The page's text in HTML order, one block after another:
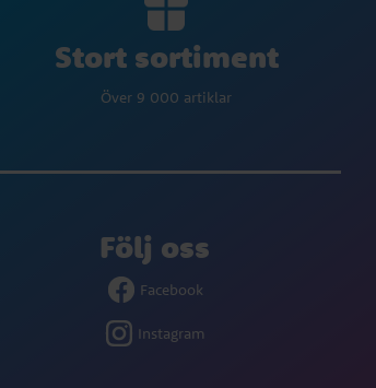
Stort sortiment
Över 9 000 artiklar
Följ oss
Facebook
Instagram